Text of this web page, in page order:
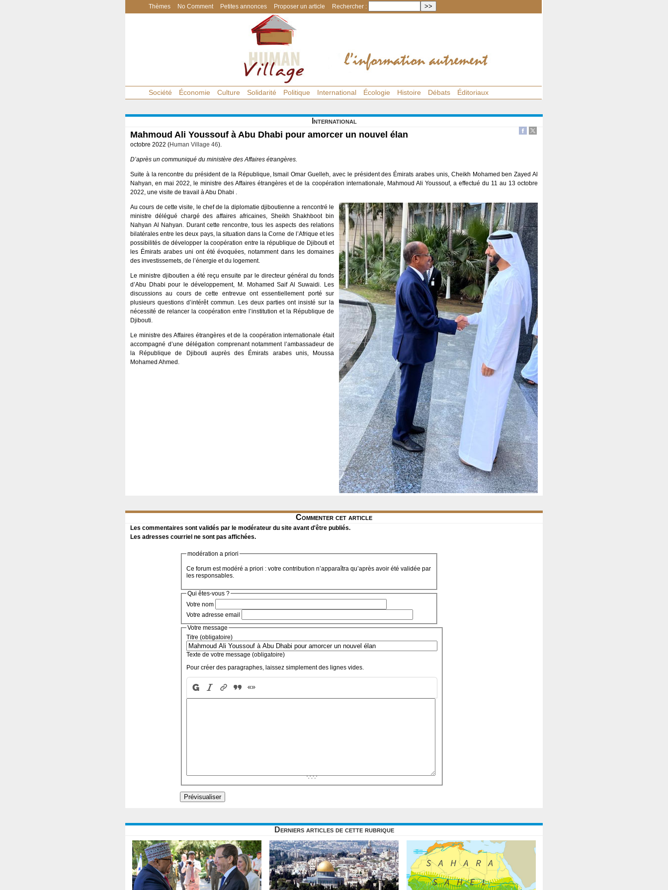
Thèmes No Comment Petites annonces Proposer un article Rechercher :
Société Économie Culture Solidarité Politique International Écologie Histoire Débats Éditoriaux
International
Mahmoud Ali Youssouf à Abu Dhabi pour amorcer un nouvel élan
octobre 2022 (Human Village 46).
D’après un communiqué du ministère des Affaires étrangères.
Suite à la rencontre du président de la République, Ismail Omar Guelleh, avec le président des Émirats arabes unis, Cheikh Mohamed ben Zayed Al
Nahyan, en mai 2022, le ministre des Affaires étrangères et de la coopération internationale, Mahmoud Ali Youssouf, a effectué du 11 au 13 octobre
2022, une visite de travail à Abu Dhabi .
Au cours de cette visite, le chef de la diplomatie djiboutienne a rencontré le
ministre délégué chargé des affaires africaines, Sheikh Shakhboot bin
Nahyan Al Nahyan. Durant cette rencontre, tous les aspects des relations
bilatérales entre les deux pays, la situation dans la Corne de l’Afrique et les
possibilités de développer la coopération entre la république de Djibouti et
les Émirats arabes uni ont été évoquées, notamment dans les domaines
des investissemets, de l’énergie et du logement.
Le ministre djiboutien a été reçu ensuite par le directeur général du fonds
d’Abu Dhabi pour le développement, M. Mohamed Saif Al Suwaidi. Les
discussions au cours de cette entrevue ont essentiellement porté sur
plusieurs questions d’intérêt commun. Les deux parties ont insisté sur la
nécessité de relancer la coopération entre l’institution et la République de
Djibouti.
Le ministre des Affaires étrangères et de la coopération internationale était
accompagné d’une délégation comprenant notamment l’ambassadeur de
la République de Djibouti auprès des Émirats arabes unis, Moussa
Mohamed Ahmed.
Commenter cet article
Les commentaires sont validés par le modérateur du site avant d'être publiés.
Les adresses courriel ne sont pas affichées.
modération a priori
Ce forum est modéré a priori : votre contribution n’apparaîtra qu’après avoir été validée par
les responsables.
Qui êtes-vous ?
Votre nom
Votre adresse email
Votre message
Titre (obligatoire)
Texte de votre message (obligatoire)
Pour créer des paragraphes, laissez simplement des lignes vides.
Derniers articles de cette rubrique